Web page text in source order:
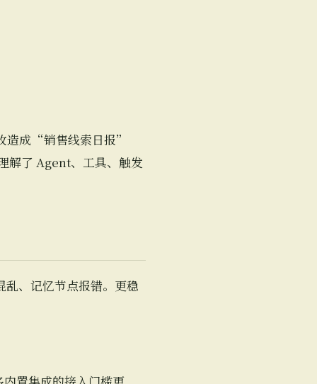
造成“销售线索日报”
了 Agent、工具、触发
、记忆节点报错。更稳